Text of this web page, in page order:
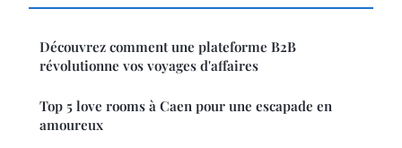
Découvrez comment une plateforme B2B
révolutionne vos voyages d'affaires
Top 5 love rooms à Caen pour une escapade en
amoureux